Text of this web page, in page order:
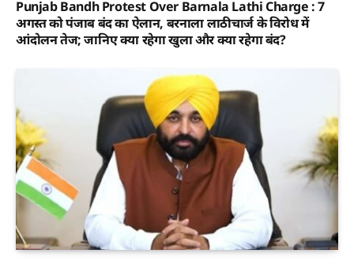
Punjab Bandh Protest Over Barnala Lathi Charge : 7
अगस्त को पंजाब बंद का ऐलान, बरनाला लाठीचार्ज के विरोध में
आंदोलन तेज; जानिए क्या रहेगा खुला और क्या रहेगा बंद?